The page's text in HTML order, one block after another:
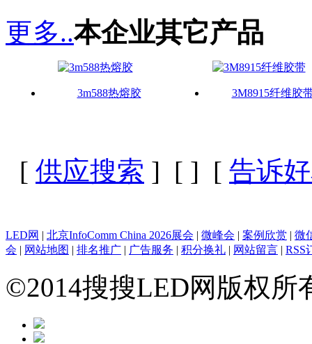
更多..本企业其它产品
3m588热熔胶 3M8915纤维胶
[ 供应搜索 ] [ ] [ 告诉
LED网 北京InfoComm China 2026展会 微峰会 案例欣赏
微
会
网站地图 排名推广 广告服务 积分换礼 网站留言 RSS
©2014搜搜LED网版权